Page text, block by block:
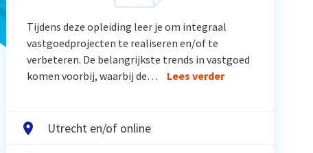
Tijdens deze opleiding leer je om integraal
vastgoedprojecten te realiseren en/of te
verbeteren. De belangrijkste trends in vastgoed
komen voorbij, waarbij de…
Lees verder
Utrecht en/of online